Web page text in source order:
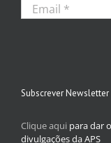
Subscrever Newsletter
Clique aqui para dar
divulgações da APS